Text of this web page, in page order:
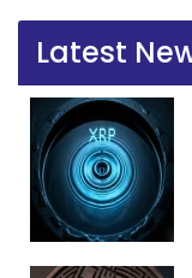
Latest